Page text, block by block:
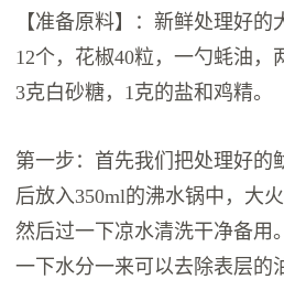
【准备原料】：新鲜处理好的
12个，花椒40粒，一勺蚝油，
3克白砂糖，1克的盐和鸡精。
第一步：首先我们把处理好的
后放入350ml的沸水锅中，大
然后过一下凉水清洗干净备用
一下水分一来可以去除表层的